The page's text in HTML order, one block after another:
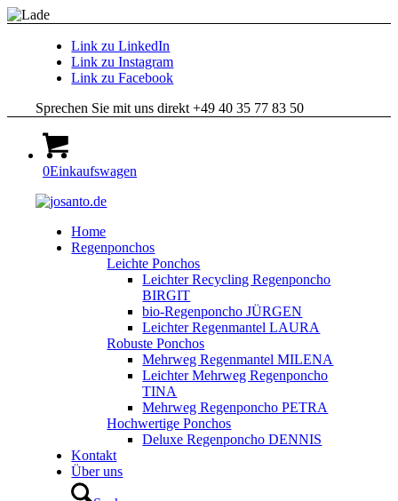
Link zu LinkedIn
Link zu Instagram
Link zu Facebook
Sprechen Sie mit uns direkt +49 40 35 77 83 50
0Einkaufswagen
Home
Regenponchos
Leichte Ponchos
Leichter Recycling Regenponcho
BIRGIT
bio-Regenponcho JÜRGEN
Leichter Regenmantel LAURA
Robuste Ponchos
Mehrweg Regenmantel MILENA
Leichter Mehrweg Regenponcho
TINA
Mehrweg Regenponcho PETRA
Hochwertige Ponchos
Deluxe Regenponcho DENNIS
Kontakt
Über uns